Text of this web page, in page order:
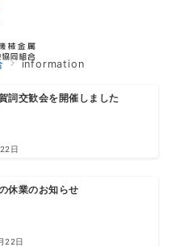
information
詞交歓会を開催しました
日
休業のお知らせ
22日